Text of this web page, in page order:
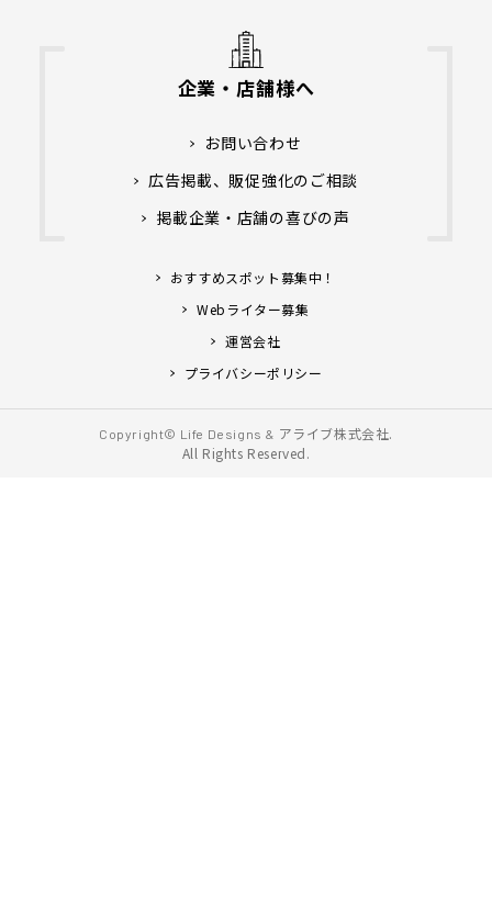
企業・店舗様へ
お問い合わせ
広告掲載、販促強化のご相談
掲載企業・店舗の喜びの声
おすすめスポット募集中！
Webライター募集
運営会社
プライバシーポリシー
Copyright© Life Designs & アライブ株式会社.
All Rights Reserved.